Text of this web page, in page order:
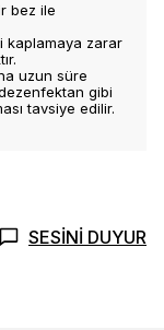
bez ile
kaplamaya zarar
uzun süre
gibi
tavsiye edilir.
SESİNİ DUYUR